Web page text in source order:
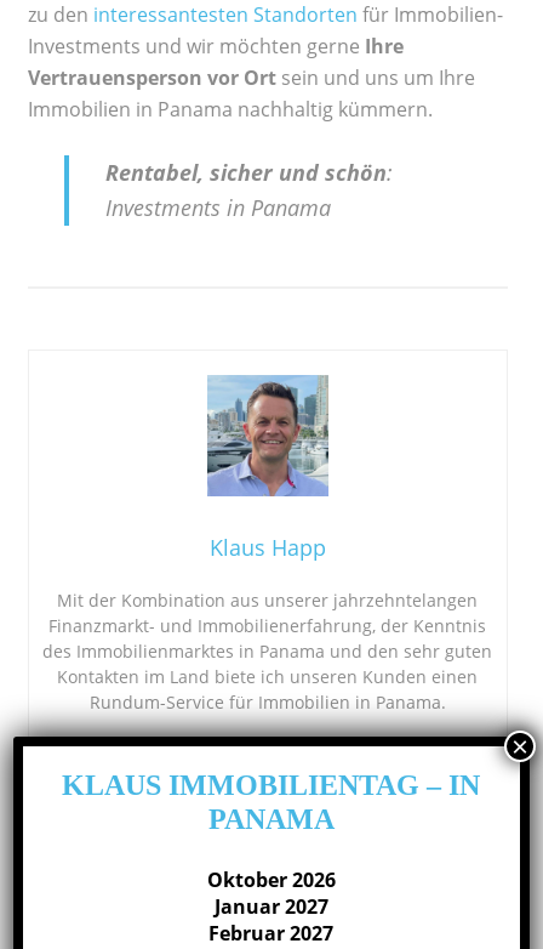
zu den interessantesten Standorten für Immobilien-
Investments und wir möchten gerne Ihre
Vertrauensperson vor Ort sein und uns um Ihre
Immobilien in Panama nachhaltig kümmern.
Rentabel, sicher und schön:
Investments in Panama
Klaus Happ
Mit der Kombination aus unserer jahrzehntelangen
Finanzmarkt- und Immobilienerfahrung, der Kenntnis
des Immobilienmarktes in Panama und den sehr guten
Kontakten im Land biete ich unseren Kunden einen
Rundum-Service für Immobilien in Panama.
Newsletter-Anmeldung
Über unseren Newsletter erhalten Sie regelmäßig die
relevantesten Informationen.
KLAUS IMMOBILIENTAG – IN
PANAMA
Oktober 2026
Januar 2027
Februar 2027